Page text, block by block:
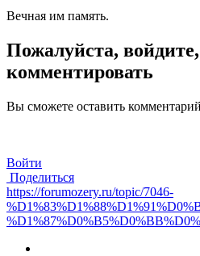
Вечная им память.
Пожалуйста,
комментировать
Вы сможете оставить
Войти
Поделиться
https://forumozery.ru/topic/7046-